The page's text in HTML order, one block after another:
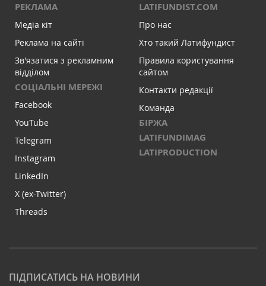
РЕКЛАМА
Медіа кіт
Реклама на сайті
Зв'язатися з рекламним
відділом
СОЦІАЛЬНІ МЕРЕЖІ
Facebook
YouTube
Telegram
Instagram
LinkedIn
X (ex-Twitter)
Threads
LATIFUNDIST.COM
Про нас
Хто такий Латифундист
Правила користування
сайтом
Контакти редакції
Команда
БІРЖА
LATIFUNDIMAG
LATIPRODUCTION
ПІДПИСАТИСЬ НА НОВИНИ